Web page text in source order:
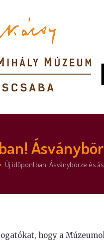
Új időpontban! Ásványbörze és
hogy a